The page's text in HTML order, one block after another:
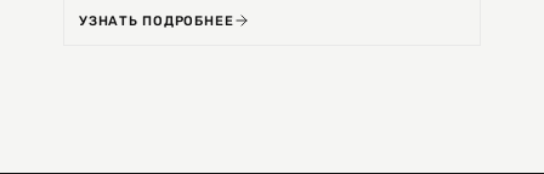
УЗНАТЬ ПОДРОБНЕЕ